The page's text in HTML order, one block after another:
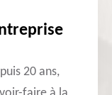
20 ans,